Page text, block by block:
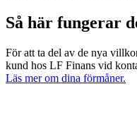
Så här fungerar
För att ta del av de nya
kund hos LF Finans vid
Läs mer om dina förmåner.